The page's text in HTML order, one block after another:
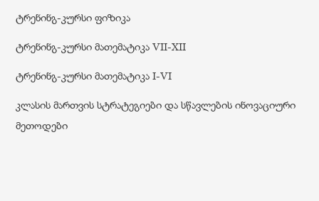
ტრენინგ-კურსი ფიზიკა
ტრენინგ-კურსი მათემატიკა VII-XII
ტრენინგ-კურსი მათემატიკა I-VI
კლასის მართვის სტრატეგიები და სწავლების ინოვაციური
მეთოდები